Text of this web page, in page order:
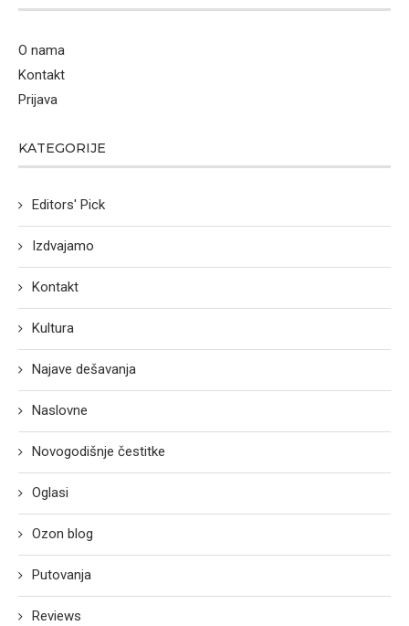
O nama
Kontakt
Prijava
KATEGORIJE
Editors' Pick
Izdvajamo
Kontakt
Kultura
Najave dešavanja
Naslovne
Novogodišnje čestitke
Oglasi
Ozon blog
Putovanja
Reviews